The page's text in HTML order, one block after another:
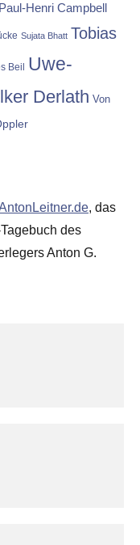
Paul-Henri Campbell
Sujata Bhatt Tobias
Beil
Uwe-
Derlath Von
, das
des
Anton G.